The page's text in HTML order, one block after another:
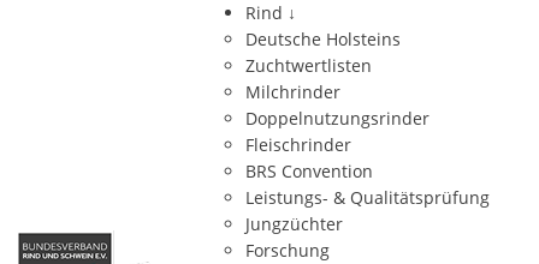
Rind ↓
Deutsche Holsteins
Zuchtwertlisten
Milchrinder
Doppelnutzungsrinder
Fleischrinder
BRS Convention
Leistungs- & Qualitätsprüfung
Jungzüchter
Forschung